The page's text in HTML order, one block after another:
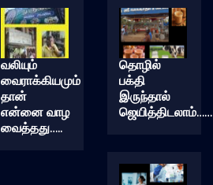
வலியும்
வைராக்கியமும்
தான்
என்னை வாழ
வைத்தது…..
தொழில்
பக்தி
இருந்தால்